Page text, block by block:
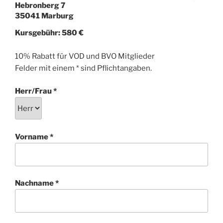
Hebronberg 7
35041 Marburg
Kursgebühr: 580 €
10% Rabatt für VOD und BVO Mitglieder
Felder mit einem *sind Pflichtangaben.
Bitte lasse dieses Feld leer.
Herr/Frau *
Vorname *
Nachname *